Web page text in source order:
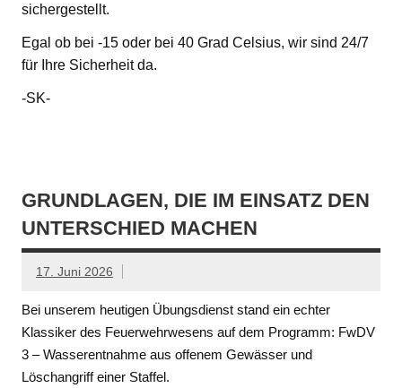
sichergestellt.
Egal ob bei -15 oder bei 40 Grad Celsius, wir sind 24/7
für Ihre Sicherheit da.
-SK-
GRUNDLAGEN, DIE IM EINSATZ DEN
UNTERSCHIED MACHEN
17. Juni 2026
Bei unserem heutigen Übungsdienst stand ein echter
Klassiker des Feuerwehrwesens auf dem Programm: FwDV
3 – Wasserentnahme aus offenem Gewässer und
Löschangriff einer Staffel.